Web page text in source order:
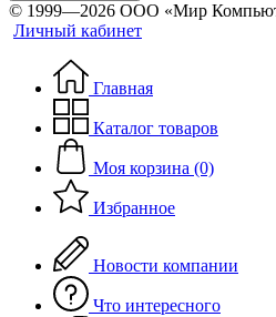
© 1999—2026 ООО «Мир
Личный кабинет
Главная
Каталог товаров
Моя корзина (0)
Избранное
Новости компании
Что интересного